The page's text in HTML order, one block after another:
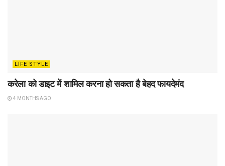
LIFE STYLE
करेला को डाइट में शामिल करना हो सकता है बेहद फायदेमंद
4 MONTHS AGO